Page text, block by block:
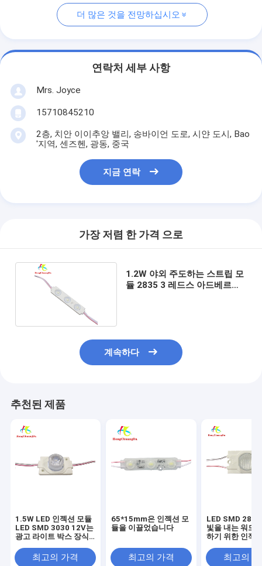
더 많은 것을 전망하십시오
연락처 세부 사항
Mrs. Joyce
15710845210
2층, 치안 이이추앙 밸리, 송바이언 도로, 시얀 도시, Bao
'지역, 센즈헨, 광동, 중국
지금 연락
가장 저렴 한 가격 으로
1.2W 야외 주도하는 스트립 모
듈 2835 3 레드스 아드베르티
계속하다
추천된 제품
1.5W LED 인젝션 모듈
LED SMD 3030 12V는
광고 라이트 박스 장식
최고의 가격
65*15mm은 인젝션 모
듈을 이끌었습니다
최고의 가격
LED SMD
빛을 내는 워드
하기 위한 인젝
이끌었습니다
최고의